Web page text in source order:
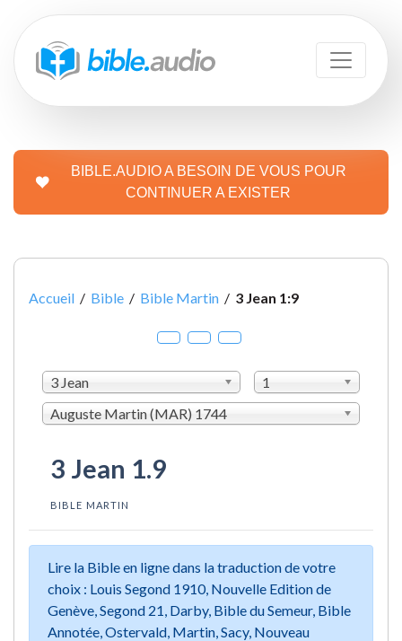
BIBLE.AUDIO A BESOIN DE VOUS POUR
CONTINUER A EXISTER
Accueil / Bible / Bible Martin / 3 Jean 1:9
3 Jean
1
Auguste Martin (MAR) 1744
3 Jean 1.9
BIBLE MARTIN
Lire la Bible en ligne dans la traduction de votre
choix : Louis Segond 1910, Nouvelle Edition de
Genève, Segond 21, Darby, Bible du Semeur, Bible
Annotée, Ostervald, Martin, Sacy, Nouveau